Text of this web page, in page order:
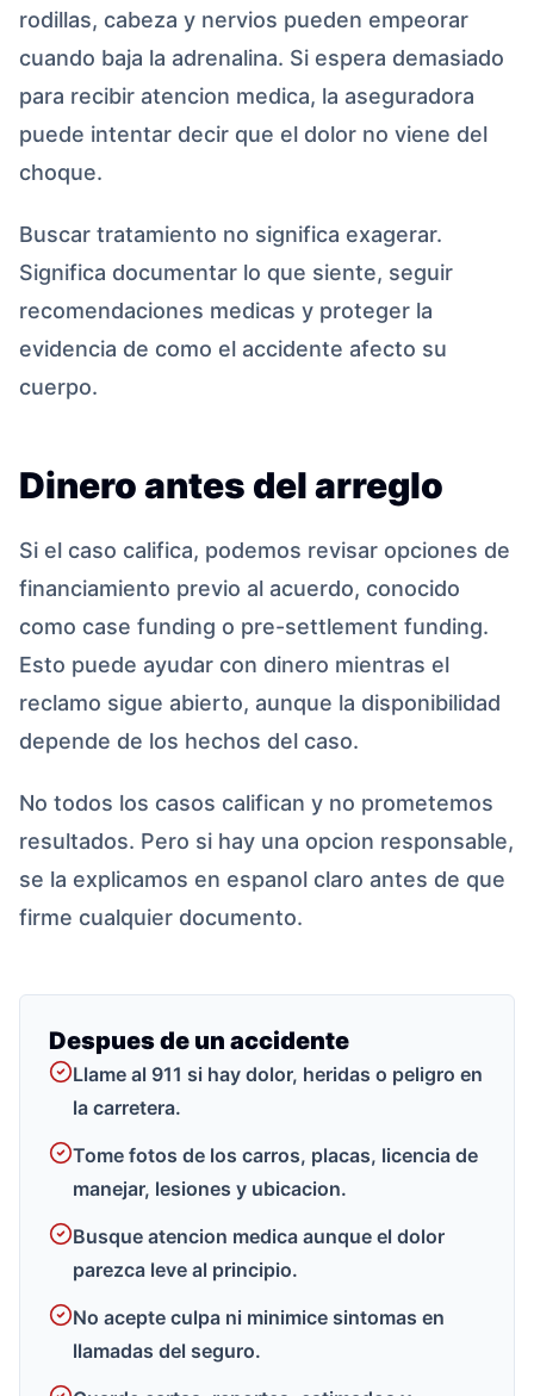
rodillas, cabeza y nervios pueden empeorar
cuando baja la adrenalina. Si espera demasiado
para recibir atencion medica, la aseguradora
puede intentar decir que el dolor no viene del
choque.
Buscar tratamiento no significa exagerar.
Significa documentar lo que siente, seguir
recomendaciones medicas y proteger la
evidencia de como el accidente afecto su
cuerpo.
Dinero antes del arreglo
Si el caso califica, podemos revisar opciones de
financiamiento previo al acuerdo, conocido
como case funding o pre-settlement funding.
Esto puede ayudar con dinero mientras el
reclamo sigue abierto, aunque la disponibilidad
depende de los hechos del caso.
No todos los casos califican y no prometemos
resultados. Pero si hay una opcion responsable,
se la explicamos en espanol claro antes de que
firme cualquier documento.
Despues de un accidente
Llame al 911 si hay dolor, heridas o peligro en
la carretera.
Tome fotos de los carros, placas, licencia de
manejar, lesiones y ubicacion.
Busque atencion medica aunque el dolor
parezca leve al principio.
No acepte culpa ni minimice sintomas en
llamadas del seguro.